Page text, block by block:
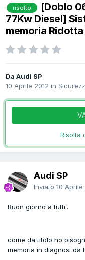
risolto
[Doblo
77Kw Diesel]
memoria Ridotta
Da Audi SP
10 Aprile 2012 in
Risolta
Audi SP
Inviato 10 Aprile
Buon giorno a tutti..
come da titolo ho
memoria in diagnosi da